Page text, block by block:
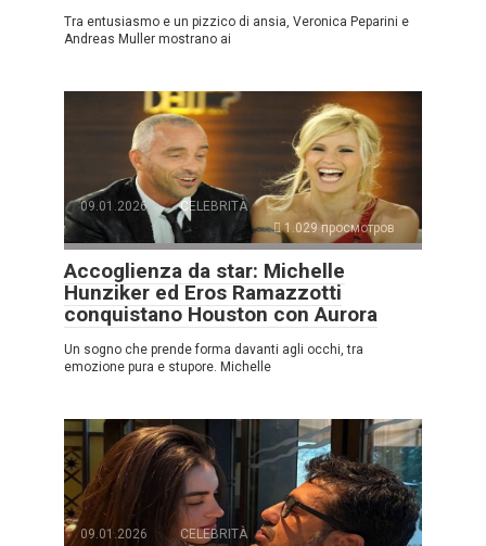
Tra entusiasmo e un pizzico di ansia, Veronica Peparini e
Andreas Muller mostrano ai
09.01.2026
CELEBRITÀ
1.029 просмотров
Accoglienza da star: Michelle
Hunziker ed Eros Ramazzotti
conquistano Houston con Aurora
Un sogno che prende forma davanti agli occhi, tra
emozione pura e stupore. Michelle
09.01.2026
CELEBRITÀ